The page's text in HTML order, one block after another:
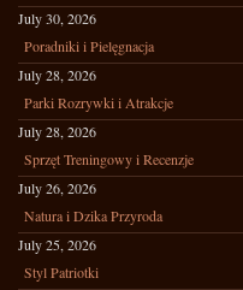
July 30, 2026
Poradniki i Pielęgnacja
July 28, 2026
Parki Rozrywki i Atrakcje
July 28, 2026
Sprzęt Treningowy i Recenzje
July 26, 2026
Natura i Dzika Przyroda
July 25, 2026
Styl Patriotki